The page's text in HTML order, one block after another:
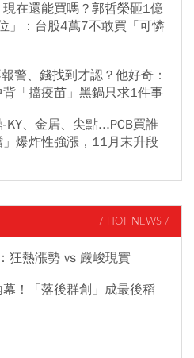
在還能買嗎？郭哲榮砸1億
」：台股4萬7不敢買「可憐
警、錢找到才認？他好奇：
「擋疫苗」黑鍋只求1件事
、金居、尖點...PCB買誰
爆炸性強漲，11月末升段
/ HOT NEWS /
狂熱漲勢 vs 嚴峻現實
！「落後群創」成最後稻